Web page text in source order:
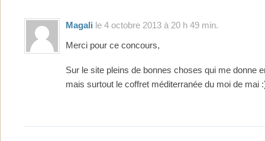
Magali le 4 octobre 2013 à 20 h 49 min.
Merci pour ce concours,
Sur le site pleins de bonnes choses qui me donne
mais surtout le coffret méditerranée du moi de mai